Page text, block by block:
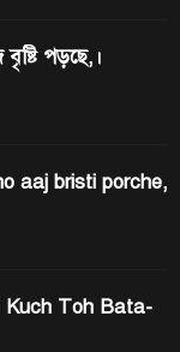
পড়ছে,।
aaj bristi porche,
Kuch Toh Bata-